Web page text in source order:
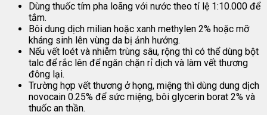
Dùng thuốc tím pha loãng với nước theo tỉ lệ 1:10.000 để
tắm.
Bôi dung dịch milian hoặc xanh methylen 2% hoặc mỡ
kháng sinh lên vùng da bị ảnh hưởng.
Nếu vết loét và nhiễm trùng sâu, rộng thì có thể dùng bột
talc để rắc lên để ngăn chặn rỉ dịch và làm vết thương
đông lại.
Trường hợp vết thương ở họng, miệng thì dùng dung dịch
novocain 0.25% để sức miệng, bôi glycerin borat 2% và
thuốc an thần.